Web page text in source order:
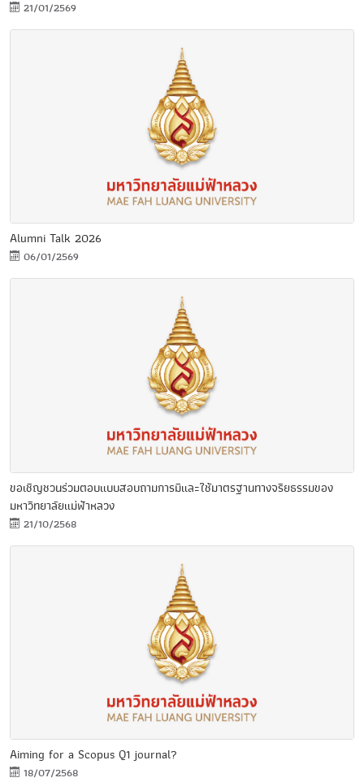
21/01/2569
Alumni Talk 2026
06/01/2569
ขอเชิญชวนร่วมตอบแบบสอบถามการมีและใช้มาตรฐานทางจริยธรรมของ
มหาวิทยาลัยแม่ฟ้าหลวง
21/10/2568
Aiming for a Scopus Q1 journal?
18/07/2568